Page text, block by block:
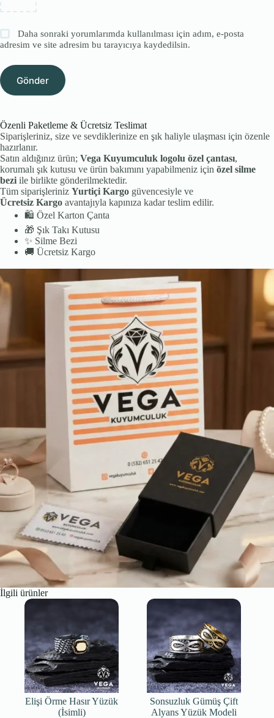
Daha sonraki yorumlarımda kullanılması için adım, e-posta
adresim ve site adresim bu tarayıcıya kaydedilsin.
Gönder
Özenli Paketleme & Ücretsiz Teslimat
Siparişleriniz, size ve sevdiklerinize en şık haliyle ulaşması için özenle
hazırlanır.
Satın aldığınız ürün; Vega Kuyumculuk logolu özel çantası,
korumalı şık kutusu ve ürün bakımını yapabilmeniz için özel silme
bezi ile birlikte gönderilmektedir.
Tüm siparişleriniz Yurtiçi Kargo güvencesiyle ve
Ücretsiz Kargo avantajıyla kapınıza kadar teslim edilir.
🛍️ Özel Karton Çanta
🎁 Şık Takı Kutusu
✨ Silme Bezi
🚚 Ücretsiz Kargo
İlgili ürünler
Elişi Örme Hasır Yüzük
(İsimli)
Sonsuzluk Gümüş Çift
Alyans Yüzük Modeli